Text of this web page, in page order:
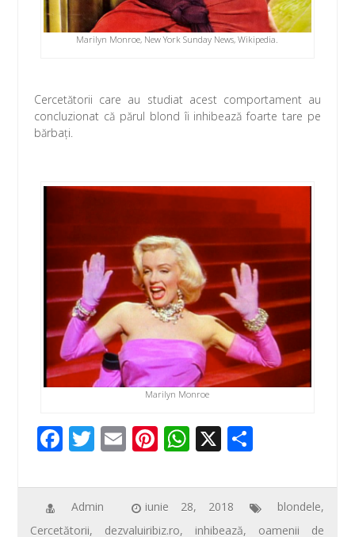
Marilyn Monroe, New York Sunday News, Wikipedia.
Cercetătorii care au studiat acest comportament au
concluzionat că părul blond îi inhibează foarte tare pe
bărbaţi.
Marilyn Monroe
F
e
b
T
tt
er
E
ail
Pi
er
e
W
at
s
X
ta
je
Admin iunie 28, 2018 blondele,
Cercetătorii, dezvaluiribiz.ro, inhibează, oamenii de